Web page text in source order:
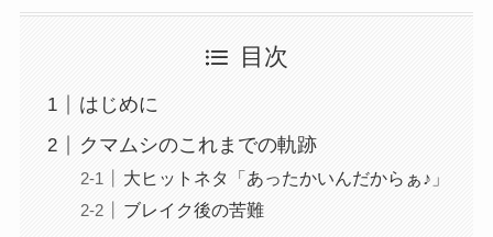
目次
はじめに
クマムシのこれまでの軌跡
大ヒットネタ「あったかいんだからぁ♪」
ブレイク後の苦難